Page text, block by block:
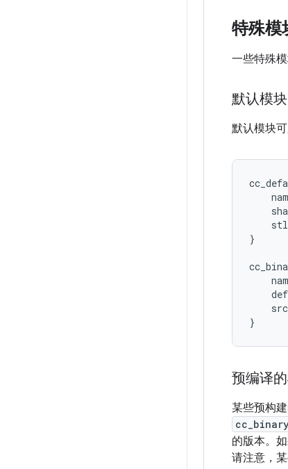
特殊模
一些特殊
默认模块
默认模块
}
预编译
某些预构
的版本。
请注意，